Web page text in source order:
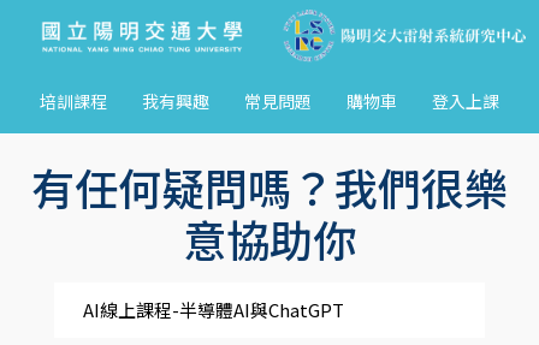
培訓課程 我有興趣 常見問題 購物車 登入上課
有任何疑問嗎？我們很樂
意協助你
AI線上課程-半導體AI與ChatGPT